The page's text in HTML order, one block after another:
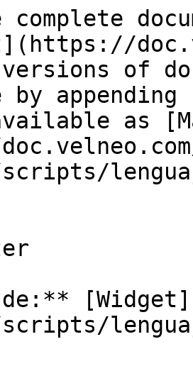
versions of
as
scripts/
de:**
scripts/